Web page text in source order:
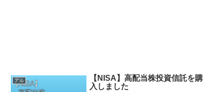
アル
【NISA】高配当株投資信託を購
入しました